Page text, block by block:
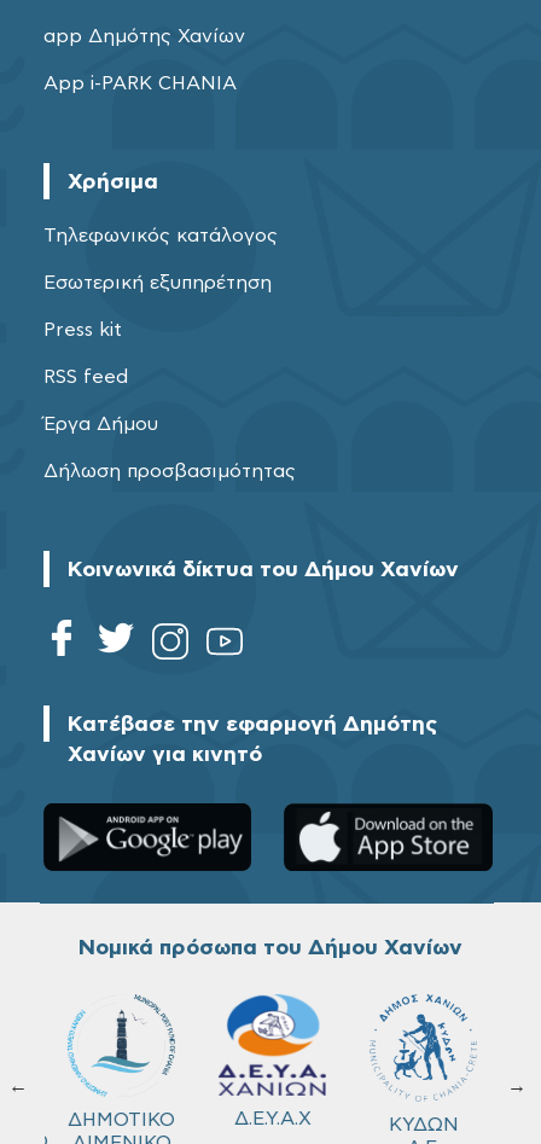
app Δημότης Χανίων
App i-PARK CHANIA
Χρήσιμα
Τηλεφωνικός κατάλογος
Εσωτερική εξυπηρέτηση
Press kit
RSS feed
Έργα Δήμου
Δήλωση προσβασιμότητας
Κοινωνικά δίκτυα του Δήμου Χανίων
Κατέβασε την εφαρμογή Δημότης
Χανίων για κινητό
Νομικά πρόσωπα του Δήμου Χανίων
←
ΔΗΜΟΤΙΚΟ
Δ.Ε.Υ.Α.Χ
ΚΥΔΩΝ
→